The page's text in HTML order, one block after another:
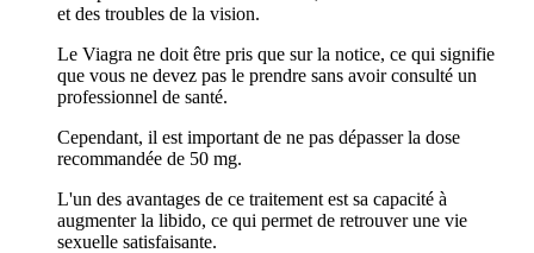
et des troubles de la vision.
Le Viagra ne doit être pris que sur la notice, ce qui signifie
que vous ne devez pas le prendre sans avoir consulté un
professionnel de santé.
Cependant, il est important de ne pas dépasser la dose
recommandée de 50 mg.
L'un des avantages de ce traitement est sa capacité à
augmenter la libido, ce qui permet de retrouver une vie
sexuelle satisfaisante.